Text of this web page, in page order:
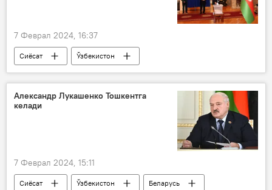
7 Феврал 2024, 16:37
Сиёсат
Ўзбекистон
Озарбайжон
сайловлар
Александр Лукашенко Тошкентга
келади
7 Феврал 2024, 15:11
Сиёсат Ўзбекистон
Беларусь